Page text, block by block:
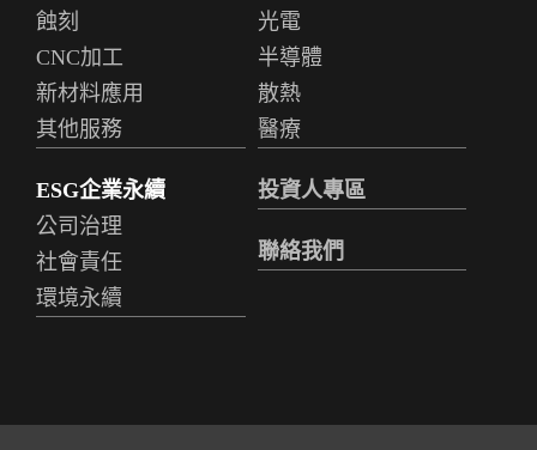
蝕刻
CNC加工
新材料應用
其他服務
光電
半導體
散熱
醫療
ESG企業永續
公司治理
社會責任
環境永續
投資人專區
聯絡我們